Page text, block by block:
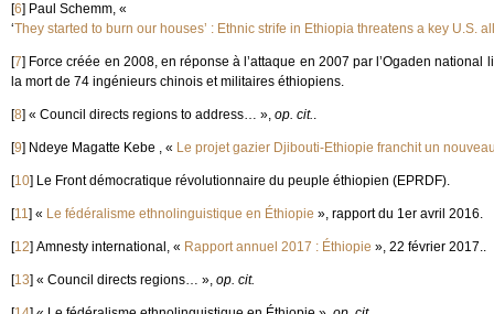
[6] Paul Schemm, «
‘They started to burn our houses’ : Ethnic strife in Ethiopia threatens a key U.S.
[7] Force créée en 2008, en réponse à l’attaque en 2007 par l’Ogaden
la mort de 74 ingénieurs chinois et militaires éthiopiens.
[8] « Council directs regions to address… », op. cit..
[9] Ndeye Magatte Kebe , « Le projet gazier Djibouti-Ethiopie franchit un
[10] Le Front démocratique révolutionnaire du peuple éthiopien (EPRDF).
[11] « Le fédéralisme ethnolinguistique en Éthiopie », rapport du 1er avril 2016.
[12] Amnesty international, « Rapport annuel 2017 : Éthiopie », 22 février 2017..
[13] « Council directs regions… », op. cit.